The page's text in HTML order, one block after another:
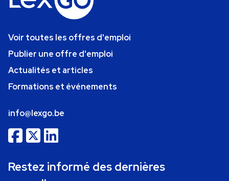
Voir toutes les offres d'emploi
Publier une offre d'emploi
Actualités et articles
Formations et événements
info@lexgo.be
Restez informé des dernières